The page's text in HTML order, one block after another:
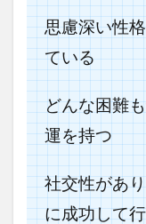
思慮深い性
ている
どんな困難
運を持つ
社交性があ
に成功して